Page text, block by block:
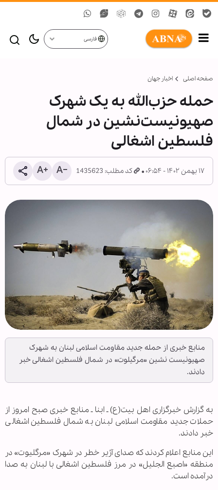
فارسی
صفحه اصلی اخبار جهان
حمله حزب‌الله به یک شهرک
صهیونیست‌نشین در شمال
فلسطین اشغالی
۱۷ بهمن ۱۴۰۲ - ۰۶:۵۴ کد مطلب: 1435623
منابع خبری از حمله جدید مقاومت اسلامی لبنان به شهرک
صهیونیست نشین «مرگیلوت» در شمال فلسطین اشغالی خبر
دادند.
به گزارش خبرگزاری اهل بیت(ع) ـ ابنا ـ منابع خبری صبح امروز از
حملات جدید مقاومت اسلامی لبنان به شمال فلسطین اشغالی
خبر دادند.
این منابع اعلام کردند که صدای آژیر خطر در شهرک «مرگلیوت» در
منطقه «اصبع الجلیل» در مرز فلسطین اشغالی با لبنان به صدا
درآمده است.